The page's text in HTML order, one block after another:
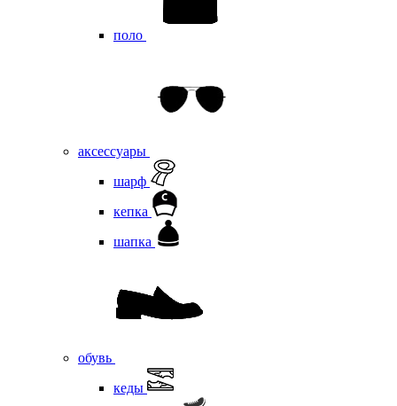
поло
аксессуары
шарф
кепка
шапка
обувь
кеды